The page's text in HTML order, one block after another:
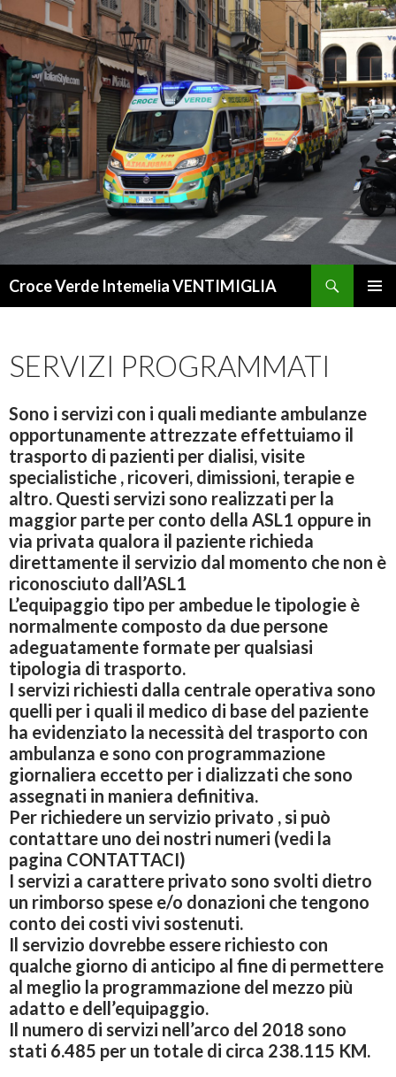
Croce Verde Intemelia VENTIMIGLIA
SERVIZI PROGRAMMATI
Sono i servizi con i quali mediante ambulanze
opportunamente attrezzate effettuiamo il
trasporto di pazienti per dialisi, visite
specialistiche , ricoveri, dimissioni, terapie e
altro. Questi servizi sono realizzati per la
maggior parte per conto della ASL1 oppure in
via privata qualora il paziente richieda
direttamente il servizio dal momento che non è
riconosciuto dall’ASL1
L’equipaggio tipo per ambedue le tipologie è
normalmente composto da due persone
adeguatamente formate per qualsiasi
tipologia di trasporto.
I servizi richiesti dalla centrale operativa sono
quelli per i quali il medico di base del paziente
ha evidenziato la necessità del trasporto con
ambulanza e sono con programmazione
giornaliera eccetto per i dializzati che sono
assegnati in maniera definitiva.
Per richiedere un servizio privato , si può
contattare uno dei nostri numeri (vedi la
pagina CONTATTACI)
I servizi a carattere privato sono svolti dietro
un rimborso spese e/o donazioni che tengono
conto dei costi vivi sostenuti.
Il servizio dovrebbe essere richiesto con
qualche giorno di anticipo al fine di permettere
al meglio la programmazione del mezzo più
adatto e dell’equipaggio.
Il numero di servizi nell’arco del 2018 sono
stati 6.485 per un totale di circa 238.115 KM.